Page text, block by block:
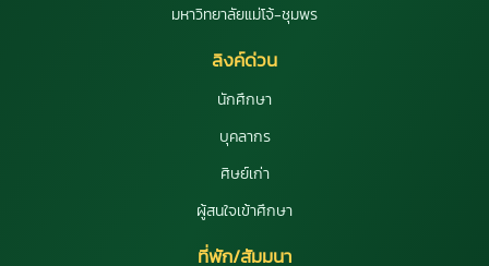
มหาวิทยาลัยแม่โจ้-ชุมพร
ลิงค์ด่วน
นักศึกษา
บุคลากร
ศิษย์เก่า
ผู้สนใจเข้าศึกษา
ที่พัก/สัมมนา